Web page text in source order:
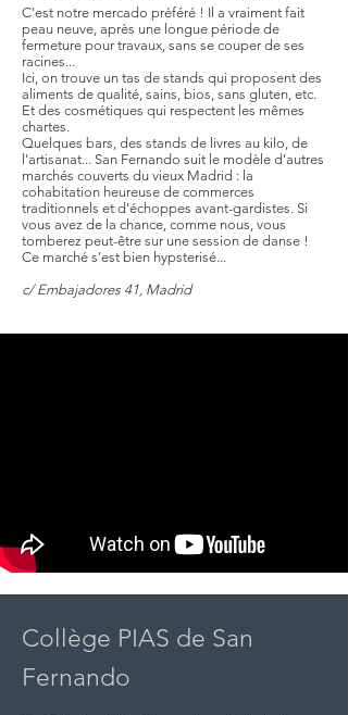
C'est notre mercado préféré ! Il a vraiment fait
peau neuve, après une longue période de
fermeture pour travaux, sans se couper de ses
racines...
Ici, on trouve un tas de stands qui proposent des
aliments de qualité, sains, bios, sans gluten, etc.
Et des cosmétiques qui respectent les mêmes
chartes.
Quelques bars, des stands de livres au kilo, de
l'artisanat... San Fernando suit le modèle d’autres
marchés couverts du vieux Madrid : la
cohabitation heureuse de commerces
traditionnels et d'échoppes avant-gardistes. Si
vous avez de la chance, comme nous, vous
tomberez peut-être sur une session de danse !
Ce marché s'est bien hypsterisé...
c/ Embajadores 41, Madrid
Collège PIAS de San
Fernando